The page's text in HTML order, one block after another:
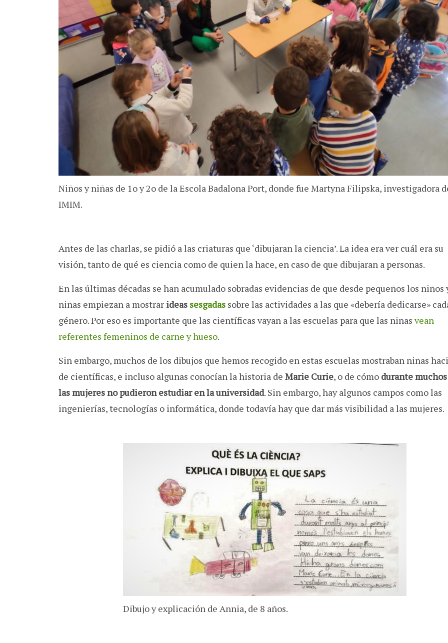
Niños y niñas de 1o y 2o de la Escola Badalona Port, donde fue Martyna Filipska, investigadora
IMIM.
Antes de las charlas, se pidió a las criaturas que ‘dibujaran la ciencia’. La idea era ver cuál era su
visión, tanto de qué es ciencia como de quien la hace, en caso de que dibujaran a personas.
En las últimas décadas se han acumulado sobradas evidencias de que desde pequeños los niños
niñas empiezan a mostrar ideas sesgadas sobre las actividades a las que «debería dedicarse»
género. Por eso es importante que las científicas vayan a las escuelas para que las niñas vean
referentes femeninos de carne y hueso.
Sin embargo, muchos de los dibujos que hemos recogido en estas escuelas mostraban niñas
de científicas, e incluso algunas conocían la historia de Marie Curie, o de cómo durante
las mujeres no pudieron estudiar en la universidad. Sin embargo, hay algunos campos como las
ingenierías, tecnologías o informática, donde todavía hay que dar más visibilidad a las mujeres.
Dibujo y explicación de Annia, de 8 años.